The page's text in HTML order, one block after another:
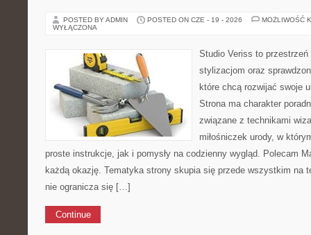
POSTED BY ADMIN POSTED ON CZE - 19 - 2026
MOŻLIWOŚĆ
WYŁĄCZONA
Studio Veriss to
stylizacjom oraz
które chcą rozwijać swoje
Strona ma charakter
związane z technikami
miłośniczek urody, w
proste instrukcje, jak i pomysły na codzienny wygląd. Polecam
każdą okazję. Tematyka strony skupia się przede wszystkim na
nie ogranicza się […]
Continue